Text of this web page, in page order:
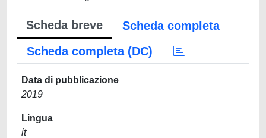
Scheda breve
Scheda completa
Scheda completa (DC)
Data di pubblicazione
2019
Lingua
it